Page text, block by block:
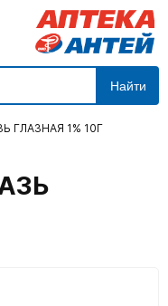
Найти
ГЛАЗНАЯ 1% 10Г